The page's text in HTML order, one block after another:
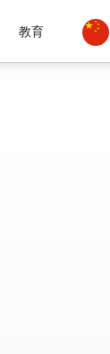
教育